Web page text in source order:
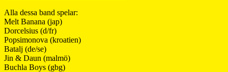
Alla dessa band spelar:
Melt Banana (jap)
Dorcelsius (d/fr)
Popsimonova (kroatien)
Batalj (de/se)
Jin & Daun (malmö)
Buchla Boys (gbg)